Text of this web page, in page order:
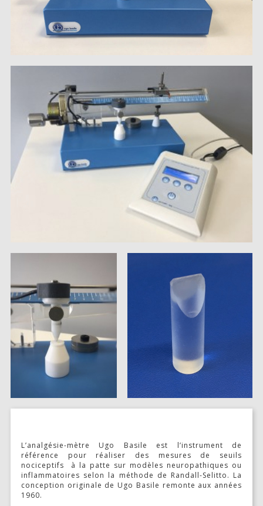
ACCESSOIRES ET CONSOMMABLES POUR STATION D’ANESTHÉSIE
MODÈLES DE CADRES STÉRÉOTAXIQUES
ADAPTATEURS POUR MAINTIEN SUR CADRES STÉRÉOTAXIQUES
BARRES D’OREILLES
SUPPORTS D’ACCESSOIRES POUR MICRO-MANIPULATEURS
MICROFRAISES À MOTEUR DÉPORTÉ
INSTRUMENTS ET ACCESSOIRES CHIRURGICAUX
TONDEUSES
SOLUTIONS POUR FEMETURE DE PLAIE ET SUTURES
MICROSCOPES ET ÉCLAIRAGE
MATRICES POUR ORGANES CERVEAU ET MOELLE ÉPINIAIRE
MCAO & RFLSI
ACCESSOIRES ET CONSOMMABLES OPTOGÉNÉTIQUE ET
PHOTOMÉTRIE DE FIBRE
ETUDE TRAUMA CRÂNIEN- SPINAL
RESPIRATEURS – ASSISTANCE RESPIRATOIRE
KITS D’INTUBATION
MONITORING ET CONTRÔLE DES CONSTANTES PHYSIOLOGIQUES
L’analgésie-mètre Ugo Basile est l’instrument de
référence pour réaliser des mesures de seuils
nociceptifs à la patte sur modèles neuropathiques ou
inflammatoires selon la méthode de Randall-Selitto. La
conception originale de Ugo Basile remonte aux années
1960.